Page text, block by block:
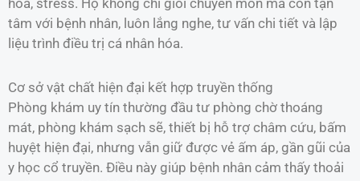
hóa, stress. Họ không chỉ giỏi chuyên môn mà còn tận
tâm với bệnh nhân, luôn lắng nghe, tư vấn chi tiết và lập
liệu trình điều trị cá nhân hóa.
Cơ sở vật chất hiện đại kết hợp truyền thống
Phòng khám uy tín thường đầu tư phòng chờ thoáng
mát, phòng khám sạch sẽ, thiết bị hỗ trợ châm cứu, bấm
huyệt hiện đại, nhưng vẫn giữ được vẻ ấm áp, gần gũi của
y học cổ truyền. Điều này giúp bệnh nhân cảm thấy thoải